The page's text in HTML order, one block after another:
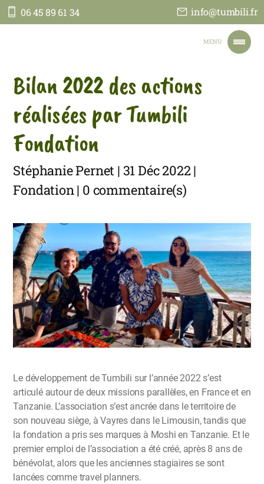
06 45 89 61 34 info@tumbili.fr
MENU
ACCUEIL
NOTRE ENGAGEMENT
JE PARS EN TANZANIE
FAIRE UN DON
Bilan 2022 des actions
réalisées par Tumbili
Fondation
Stéphanie Pernet | 31 Déc 2022 |
Fondation | 0 commentaire(s)
Le développement de Tumbili sur l’année 2022 s’est
articulé autour de deux missions parallèles, en France et en
Tanzanie. L’association s’est ancrée dans le territoire de
son nouveau siège, à Vayres dans le Limousin, tandis que
la fondation a pris ses marques à Moshi en Tanzanie. Et le
premier emploi de l’association a été créé, après 8 ans de
bénévolat, alors que les anciennes stagiaires se sont
lancées comme travel planners.